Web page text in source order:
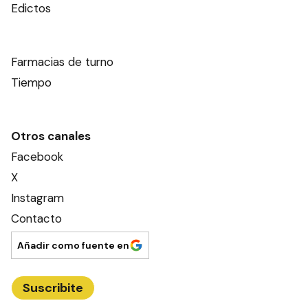
Edictos
Farmacias de turno
Tiempo
Otros canales
Facebook
X
Instagram
Contacto
Añadir como fuente en
Suscribite